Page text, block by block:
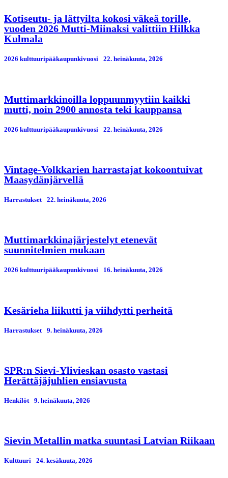
Kotiseutu- ja lättyilta kokosi väkeä torille,
vuoden 2026 Mutti-Miinaksi valittiin Hilkka
Kulmala
2026 kulttuuripääkaupunkivuosi 22. heinäkuuta, 2026
Muttimarkkinoilla loppuunmyytiin kaikki
mutti, noin 2900 annosta teki kauppansa
2026 kulttuuripääkaupunkivuosi 22. heinäkuuta, 2026
Vintage-Volkkarien harrastajat kokoontuivat
Maasydänjärvellä
Harrastukset 22. heinäkuuta, 2026
Muttimarkkinajärjestelyt etenevät
suunnitelmien mukaan
2026 kulttuuripääkaupunkivuosi 16. heinäkuuta, 2026
Kesärieha liikutti ja viihdytti perheitä
Harrastukset 9. heinäkuuta, 2026
SPR:n Sievi-Ylivieskan osasto vastasi
Herättäjäjuhlien ensiavusta
Henkilöt 9. heinäkuuta, 2026
Sievin Metallin matka suuntasi Latvian Riikaan
Kulttuuri 24. kesäkuuta, 2026